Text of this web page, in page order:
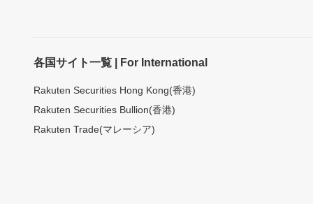
各国サイト一覧 | For International
Rakuten Securities Hong Kong(香港)
Rakuten Securities Bullion(香港)
Rakuten Trade(マレーシア)